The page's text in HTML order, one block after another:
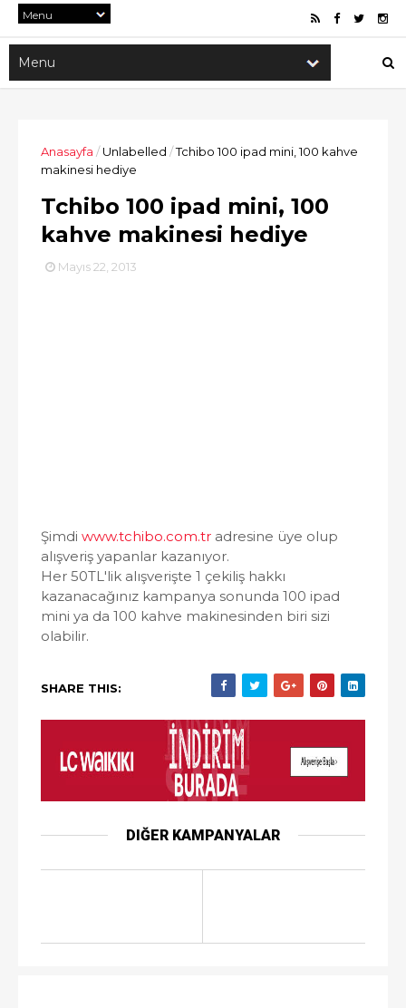
Anasayfa /Unlabelled /Tchibo 100 ipad mini, 100 kahve
makinesi hediye
Tchibo 100 ipad mini, 100
kahve makinesi hediye
Mayıs 22, 2013
Şimdi www.tchibo.com.tr adresine üye olup
alışveriş yapanlar kazanıyor.
Her 50TL'lik alışverişte 1 çekiliş hakkı
kazanacağınız kampanya sonunda 100 ipad
mini ya da 100 kahve makinesinden biri sizi
olabilir.
SHARE THIS:
DIĞER KAMPANYALAR